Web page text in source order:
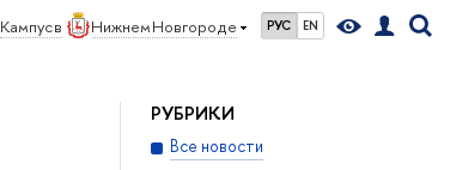
Кампус в Нижнем Новгороде РУС EN
РУБРИКИ
Все новости